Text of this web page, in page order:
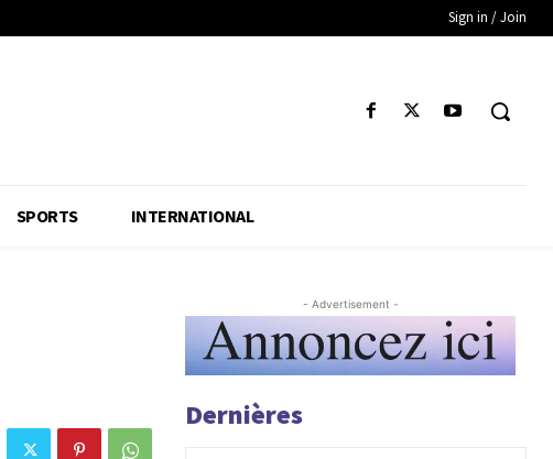
Sign in / Join
SPORTS INTERNATIONAL
- Advertisement -
Dernières